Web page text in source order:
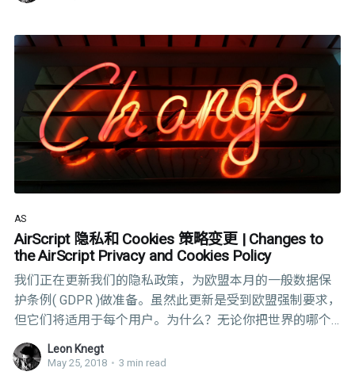
AS
AirScript 隐私和 Cookies 策略变更 | Changes to
the AirScript Privacy and Cookies Policy
我们正在更新我们的隐私政策，为欧盟本月的一般数据保
护条例( GDPR )做准备。虽然此更新是受到欧盟强制要求，
但它们将适用于每个用户。为什么？无论你把世界的哪个
角落(甚至是互联网)称为家，我们都认为隐私是非常重要
的。
Leon Knegt
May 25, 2018 • 3 min read